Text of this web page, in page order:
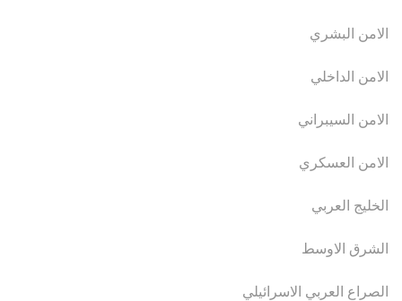
الامن البشري
الامن الداخلي
الامن السيبراني
الامن العسكري
الخليج العربي
الشرق الاوسط
الصراع العربي الاسرائيلي